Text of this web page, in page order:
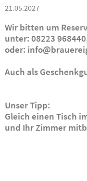
21.05.2027
Wir bitten um
unter: 08223
oder:
Auch als
Unser Tipp:
Gleich einen Tisch
und Ihr Zimmer